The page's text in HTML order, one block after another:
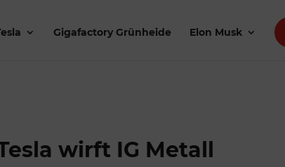
Gigafactory Grünheide Elon Musk
wirft IG Metall